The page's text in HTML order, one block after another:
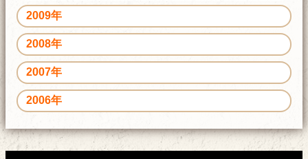
2009年
2008年
2007年
2006年